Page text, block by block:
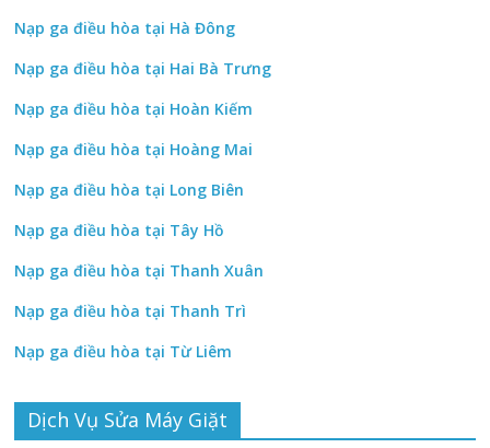
Nạp ga điều hòa tại Hà Đông
Nạp ga điều hòa tại Hai Bà Trưng
Nạp ga điều hòa tại Hoàn Kiếm
Nạp ga điều hòa tại Hoàng Mai
Nạp ga điều hòa tại Long Biên
Nạp ga điều hòa tại Tây Hồ
Nạp ga điều hòa tại Thanh Xuân
Nạp ga điều hòa tại Thanh Trì
Nạp ga điều hòa tại Từ Liêm
Dịch Vụ Sửa Máy Giặt